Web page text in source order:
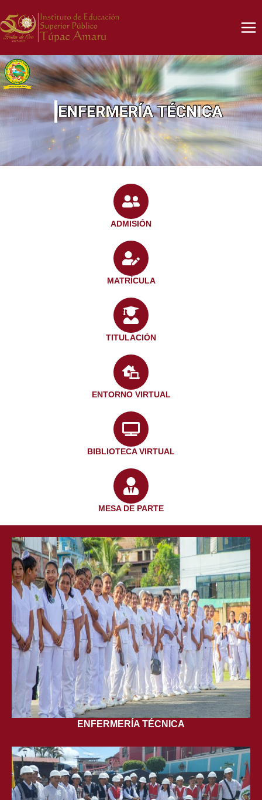
ADMISIÓN
MATRÍCULA
TITULACIÓN
ENTORNO VIRTUAL
BIBLIOTECA VIRTUAL
MESA DE PARTE
ENFERMERÍA TÉCNICA